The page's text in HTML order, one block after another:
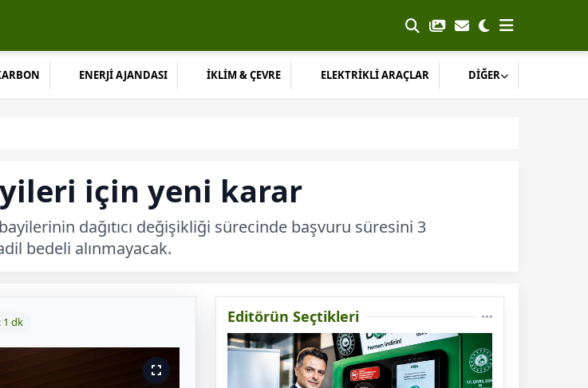
ENERJİ AJANDASI İKLİM & ÇEVRE ELEKTRİKLİ ARAÇLAR DİĞER
için yeni karar
dağıtıcı değişikliği sürecinde başvuru süresini 3
bedeli alınmayacak.
1 dk Editörün Seçtikleri